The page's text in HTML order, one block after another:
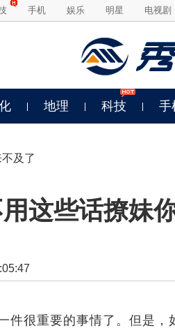
手机 娱乐 明星 电视剧
地理 科技 手
及了
这些话撩妹
很重要的事情了。但是，